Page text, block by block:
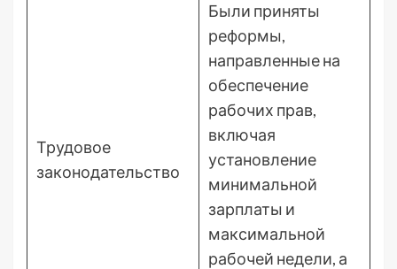
Трудовое
законодательство
Были приняты
реформы,
направленные на
обеспечение
рабочих прав,
включая
установление
минимальной
зарплаты и
максимальной
рабочей недели, а